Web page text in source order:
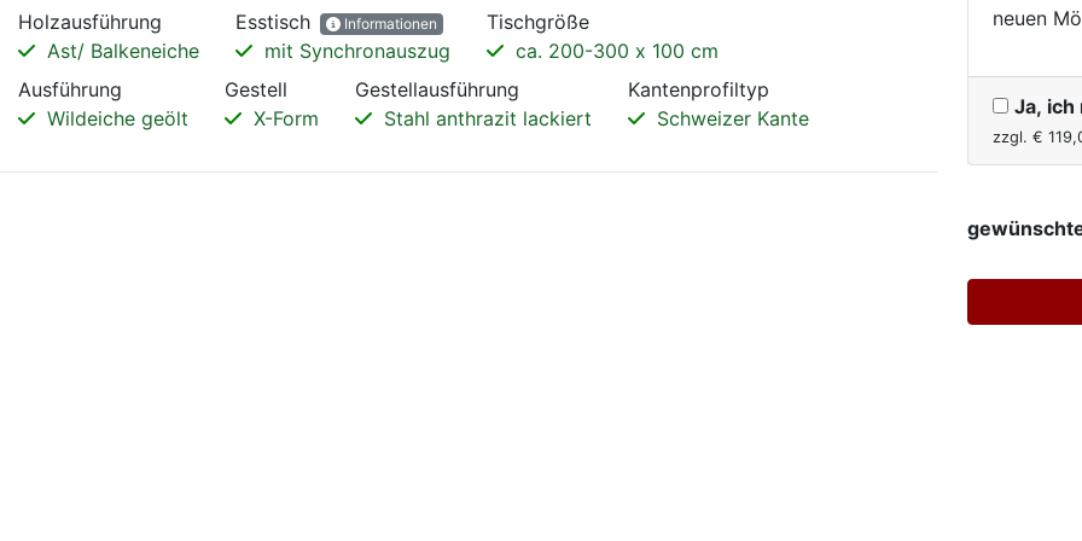
Holzausführung
Ast/ Balkeneiche
Esstisch Informationen
mit Synchronauszug
Tischgröße
ca. 200-300 x 100 cm
Ausführung
Wildeiche geölt
Gestell
X-Form
Gestellausführung
Stahl anthrazit lackiert
Kantenprofiltyp
Schweizer Kante
neuen
Ja, ich
zzgl. €